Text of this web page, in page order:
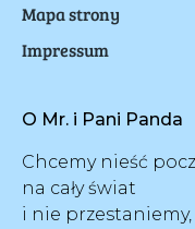
Mapa strony
Impressum
O Mr. i Pani Panda
Chcemy nieść
na cały świat
i nie przestaniemy,